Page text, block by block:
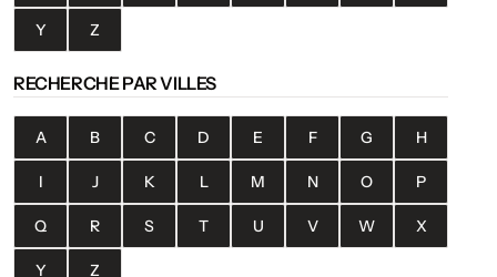
Y Z
RECHERCHE PAR VILLES
A B C D E F G H
I J K L M N O P
Q R S T U V W X
Y Z